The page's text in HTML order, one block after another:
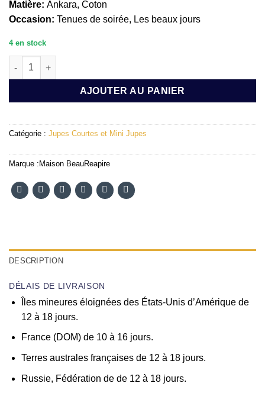
Matière: Ankara, Coton
Occasion: Tenues de soirée, Les beaux jours
4 en stock
quantité de JUPE SOLEIL A NŒUD RÉGLABLE : MIRANA
AJOUTER AU PANIER
Catégorie : Jupes Courtes et Mini Jupes
Marque : Maison BeauReapire
DESCRIPTION
DÉLAIS DE LIVRAISON
Îles mineures éloignées des États-Unis d’Amérique de
12 à 18 jours.
France (DOM) de 10 à 16 jours.
Terres australes françaises de 12 à 18 jours.
Russie, Fédération de de 12 à 18 jours.